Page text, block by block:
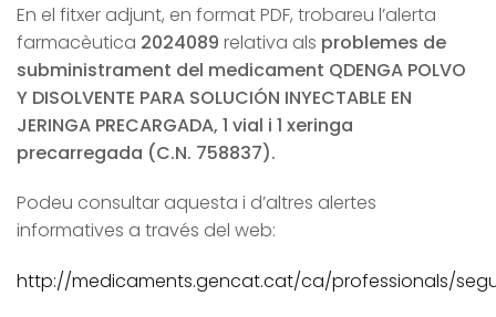
En el fitxer adjunt, en format PDF, trobareu l’alerta
farmacèutica 2024089 relativa als problemes de
subministrament del medicament QDENGA POLVO
Y DISOLVENTE PARA SOLUCIÓN INYECTABLE EN
JERINGA PRECARGADA, 1 vial i 1 xeringa
precarregada (C.N. 758837).
Podeu consultar aquesta i d’altres alertes
informatives a través del web:
http://medicaments.gencat.cat/ca/professionals/